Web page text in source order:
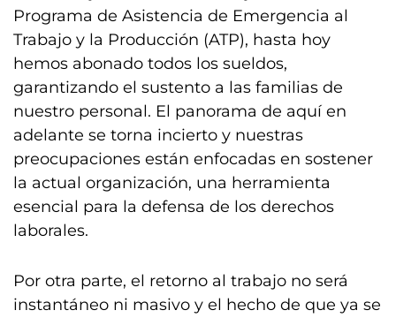
Programa de Asistencia de Emergencia al
Trabajo y la Producción (ATP), hasta hoy
hemos abonado todos los sueldos,
garantizando el sustento a las familias de
nuestro personal. El panorama de aquí en
adelante se torna incierto y nuestras
preocupaciones están enfocadas en sostener
la actual organización, una herramienta
esencial para la defensa de los derechos
laborales.
Por otra parte, el retorno al trabajo no será
instantáneo ni masivo y el hecho de que ya se